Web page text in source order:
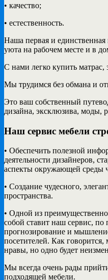
• качество;
• естественность.
Наша первая и
уюта на рабочем месте и в
С нами легко купить матрас,
Мы трудимся без обмана и
Это ваш собственный
дизайна, эксклюзива, моды,
Наш сервис мебели
• Обеспечить полезной
деятельности дизайнеров,
аспекты окружающей среды
• Создание чудесного,
пространства.
• Одной из
собой ставит наш сервис, по
прогнозирование и
посетителей. Как
нравы, но одно будет
Мы всегда очень рады
подходящей мебели.